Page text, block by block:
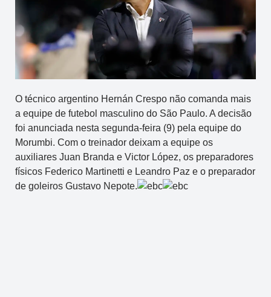
O técnico argentino Hernán Crespo não comanda mais
a equipe de futebol masculino do São Paulo. A decisão
foi anunciada nesta segunda-feira (9) pela equipe do
Morumbi. Com o treinador deixam a equipe os
auxiliares Juan Branda e Victor López, os preparadores
físicos Federico Martinetti e Leandro Paz e o preparador
de goleiros Gustavo Nepote.